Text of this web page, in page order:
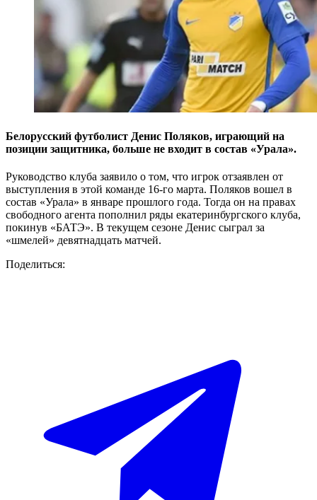
Белорусский футболист Денис Поляков, играющий на
позиции защитника, больше не входит в состав «Урала».
Руководство клуба заявило о том, что игрок отзаявлен от
выступления в этой команде 16-го марта. Поляков вошел в
состав «Урала» в январе прошлого года. Тогда он на правах
свободного агента пополнил ряды екатеринбургского клуба,
покинув «БАТЭ». В текущем сезоне Денис сыграл за
«шмелей» девятнадцать матчей.
Поделиться: